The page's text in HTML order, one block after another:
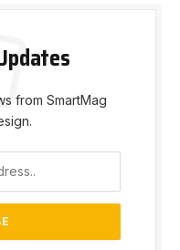
from SmartMag